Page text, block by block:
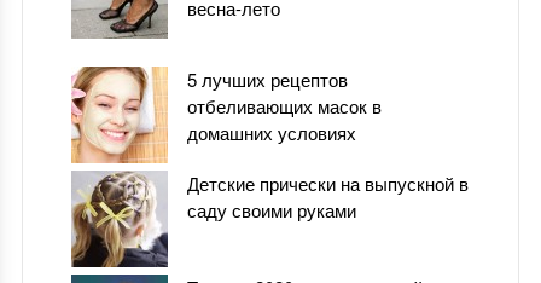
весна-лето
5 лучших рецептов
отбеливающих масок в
домашних условиях
Детские прически на выпускной в
саду своими руками